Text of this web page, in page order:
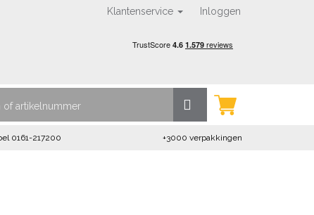
Klantenservice Inloggen
0161-217200 +3000 verpakkingen